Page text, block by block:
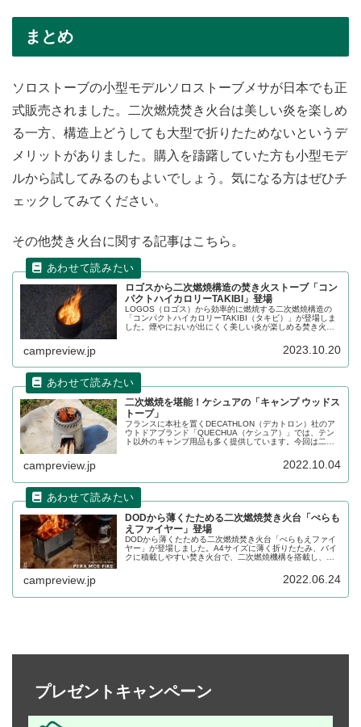
まとめ
ソロストーブの小型モデルソロストーブメサが日本でも正
式販売されました。二次燃焼焚き火台は美しい炎を楽しめ
る一方、構造上どうしても大型で折りたためないというデ
メリットがありました。購入を躊躇していた方も小型モデ
ルから試してみるのもよいでしょう。気になる方はぜひチ
ェックしてみてください。
その他焚き火台に関する記事はこちら。
ロゴスから二次燃焼構造の焚き火ストーブ「コン
パクトハイカロリーTAKIBI」登場
LOGOS（ロゴス）から効率的に燃焼する二次燃焼構造の
「コンパクトハイカロリーTAKIBI（タキビ）」が登場しま
した。煙やにおいが出にくく美しい炎が楽しめる焚き火ス
campreview.jp 2023.10.20
二次燃焼を堪能！ケシュアの「キャンプ ウッドス
トーブ」
フランスに本社を置くDECATHLON（デカトロン）社のア
ウトドアブランド「QUECHUA（ケシュア）」では、テン
ト以外のキャンプ用品も多く提供しています。今回は二次
campreview.jp 2022.10.04
DODから薄くたためる二次燃焼焚き火台「ぺらも
えファイヤー」登場
DODから薄くたためる二次燃焼焚き火台「ぺらもえファイ
ヤー」が登場しました。A4サイズに薄く折りたたみ、バイ
クに積載しやすい焚き火台で、二次燃焼機構を搭載し、拾
campreview.jp 2022.06.24
プレゼントキャンペーン